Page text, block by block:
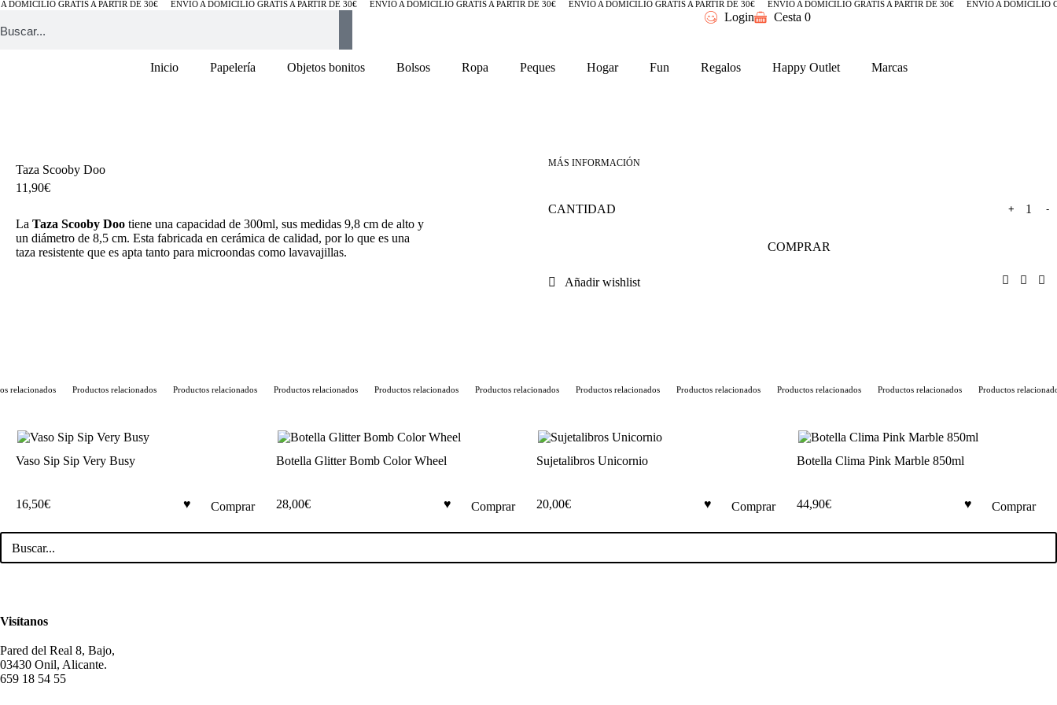
DOMICILIO GRATIS A PARTIR DE 30€ ENVÍO A DOMICILIO GRATIS A PARTIR DE 30€ ENVÍO A DOMICILIO GRATIS A PARTIR DE 30€ ENVÍO A DOMICILIO GRATIS A PARTIR DE 30€ ENVÍO A DOMICILIO GRATIS A PARTIR DE 30€ ENVÍO A DOMICILIO
Login Cesta 0
Inicio Papelería Objetos bonitos Bolsos Ropa Peques Hogar Fun Regalos Happy Outlet Marcas
Taza Scooby Doo
11,90€
La Taza Scooby Doo tiene una capacidad de 300ml, sus medidas 9,8 cm de alto y
un diámetro de 8,5 cm. Esta fabricada en cerámica de calidad, por lo que es una
taza resistente que es apta tanto para microondas como lavavajillas.
-
+
COMPRAR
Añadir wishlist
relacionados Productos relacionados Productos relacionados Productos relacionados Productos relacionados Productos relacionados Productos relacionados Productos relacionados Productos relacionados Productos relacionados Productos
Vaso Sip Sip Very Busy
16,50€ Comprar
Botella Glitter Bomb Color Wheel
28,00€ Comprar
Sujetalibros Unicornio
20,00€ Comprar
Botella Clima Pink Marble 850ml
44,90€ Comprar
Visítanos
Pared del Real 8, Bajo,
03430 Onil, Alicante.
659 18 54 55